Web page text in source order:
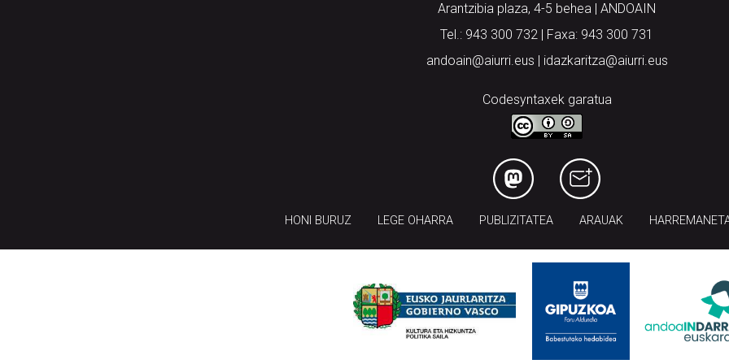
Arantzibia plaza, 4-5 behea | ANDOAIN
Tel.: 943 300 732 | Faxa: 943 300 731
andoain@aiurri.eus | idazkaritza@aiurri.eus
Codesyntaxek garatua
HONI BURUZ LEGE OHARRA PUBLIZITATEA ARAUAK